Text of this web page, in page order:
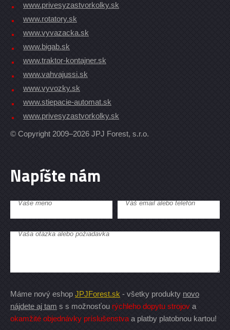
www.privesyzastvorkolky.sk
www.rotatory.sk
www.vyvazacka.sk
www.bigab.sk
www.traktor-kontajner.sk
www.vahvajussi.sk
www.vyvozky.sk
www.stiepacie-automat.sk
www.privesyzastvorkolky.sk
© Copyright 2009–2026 JPJ Forest, s.r.o.
Napíšte nám
Vaše meno Váš email alebo telefón
Vaša otázka alebo požiadavka
Máme nový eshop JPJForest.sk - všetky produkty novo
nájdete aj tam s s možnosťou rýchleho dopytu strojov a
okamžité objednávky príslušenstva a platby platobnou kartou!